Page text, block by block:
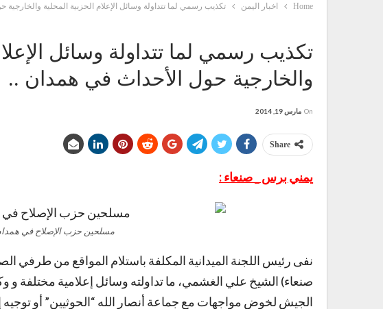
Home اخبار اليمن تكذيب رسمي لما تتداولة وسائل الإعلام الحزبية المحلية
تكذيب رسمي لما تتداولة وسائل
والخارجية حول الأحداث في همدان ..
On مارس 19, 2014
Share
يمني برس _ صنعاء :
مسلحين حزب الإصلاح في
نفى رئيس اللجنة الميدانية المكلفة باستلام المواقع من
صنعاء) الشيخ علي الغشمي، ما تداولته وسائل إعلامية مختلفة
الجيش لخوض مواجهات مع جماعة أنصار الله “الحوثيين” أو توجيه